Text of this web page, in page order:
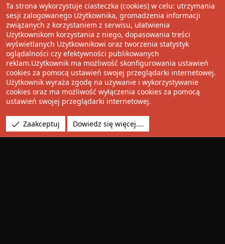
Wolnościowe cytaty
Udostępnij
Facebook
TwitterRedditPinterest
TumblrWhatsApp
Umieść Link
Community platform by XenForo® © 2010-2022 XenForo Ltd.
Pixel Exit
Tłumaczenie wykonane przezXboxForum.pl
via s9e/MediaSites
Ta strona wykorzystuje ciasteczka (cookies) w celu: utrzymania
sesji zalogowanego Użytkownika, gromadzenia informacji
związanych z korzystaniem z serwisu, ułatwienia
Użytkownikom korzystania z niego, dopasowania treści
wyświetlanych Użytkownikowi oraz tworzenia statystyk
oglądalności czy efektywności publikowanych
reklam.Użytkownik ma możliwość skonfigurowania ustawień
cookies za pomocą ustawień swojej przeglądarki internetowej.
Użytkownik wyraża zgodę na używanie i wykorzystywanie
cookies oraz ma możliwość wyłączenia cookies za pomocą
ustawień swojej przeglądarki internetowej.
Zaakceptuj Dowiedz się więcej.…